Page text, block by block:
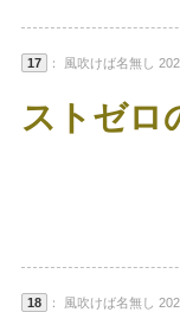
17 ： 風吹けば名無し
ストゼロ
18 ： 風吹けば名無し